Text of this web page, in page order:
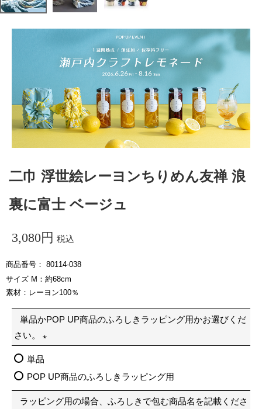
二巾 浮世絵レーヨンちりめん友禅 浪
裏に富士 ベージュ
3,080 税込
商品番号
80114-038
サイズ M：約68cm
素材：レーヨン100％
単品かPOP UP商品のふろしきラッピング用かお選びくだ
さい。
必
)
単品
POP UP商品のふろしきラッピング用
ラッピング用の場合、ふろしきで包む商品名を記載くださ